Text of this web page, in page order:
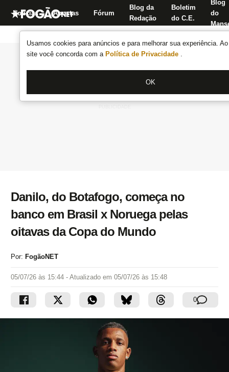
Usamos cookies para anúncios e para melhorar sua experiência.
site você concorda com a Política de Privacidade .
OK
Notícias Apostas Fórum
Blog da
Redação
Boletim
do C.E.
Blog
do
Danilo, do Botafogo, começa no
banco em Brasil x Noruega pelas
oitavas da Copa do Mundo
Por: FogãoNET
05/07/26 às 15:44 - Atualizado em 05/07/26 às 15:48
0